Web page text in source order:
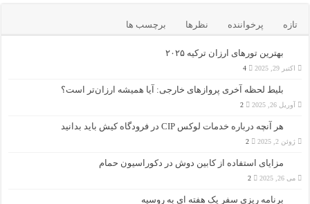
تازه پرخواننده نظرها برچسب ها
بهترین تورهای ارزان ترکیه ۲۰۲۵
اکتبر 29, 2025 4
بلیط لحظه آخری پروازهای خارجی: آیا همیشه ارزان‌تر است؟
آوریل 26, 2025 2
هر آنچه درباره خدمات لوکس CIP در فرودگاه‌ کیش باید بدانید
ژوئن 2, 2025 2
مزایای استفاده از کابین دوش در دکوراسیون حمام
می 26, 2025 2
برنامه ریزی سفر یک هفته ای به روسیه